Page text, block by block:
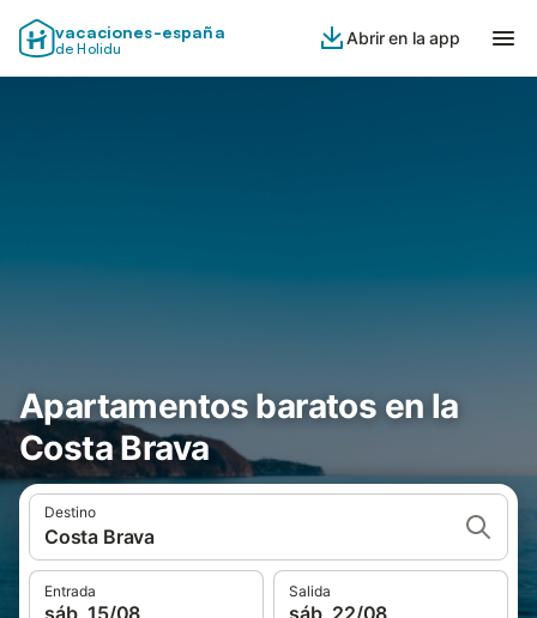
vacaciones-españa
de Holidu
Abrir en la app
Apartamentos baratos en la
Costa Brava
Destino
Costa Brava
Entrada
sáb, 15/08
Salida
sáb, 22/08